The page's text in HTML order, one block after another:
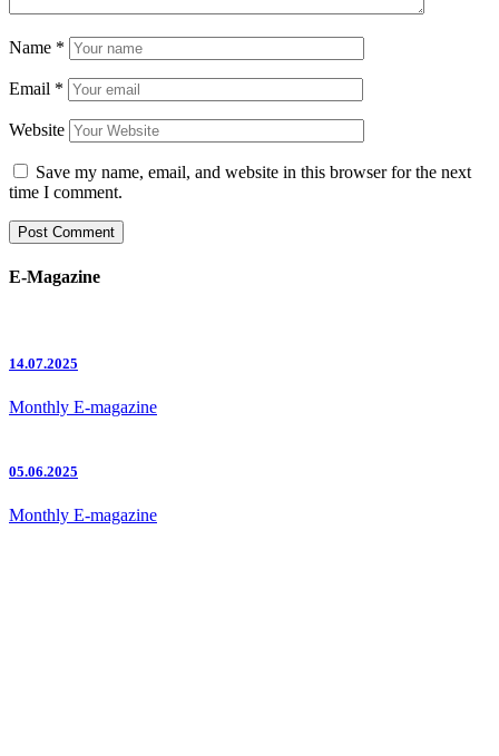
Name *
Email *
Website
Save my name, email, and website in this browser for the next
time I comment.
E-Magazine
14.07.2025
Monthly E-magazine
05.06.2025
Monthly E-magazine